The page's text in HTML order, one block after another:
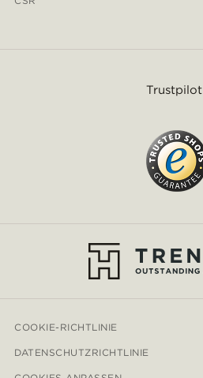
Trustpilot
COOKIE-RICHTLINIE
DATENSCHUTZRICHTLINIE